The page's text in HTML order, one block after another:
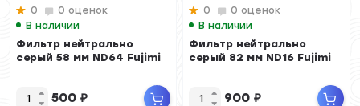
0
0 оценок
В наличии
Фильтр нейтрально
серый 58 мм ND64 Fujimi
500 ₽
0
0 оценок
В наличии
Фильтр нейтрально
серый 82 мм ND16 Fujimi
900 ₽